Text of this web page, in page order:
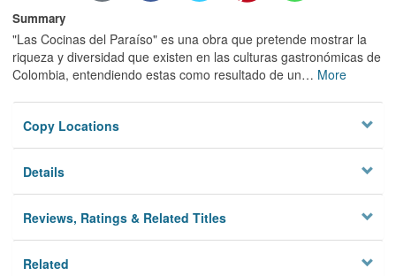
Summary
"Las Cocinas del Paraíso" es una obra que pretende mostrar la
riqueza y diversidad que existen en las culturas gastronómicas de
Colombia, entendiendo estas como resultado de un… More
Copy Locations
Details
Reviews, Ratings & Related Titles
Related